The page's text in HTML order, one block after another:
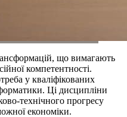
що вимагають
компетентності.
у кваліфікованих
Ці дисципліни
технічного прогресу
економіки.